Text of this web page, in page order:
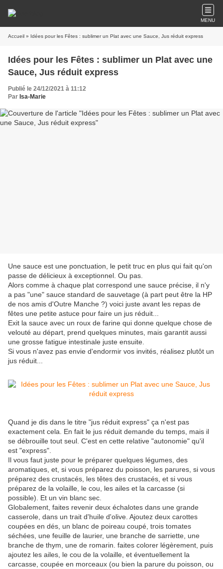
MENU
Accueil » Idées pour les Fêtes : sublimer un Plat avec une Sauce, Jus réduit express
Idées pour les Fêtes : sublimer un Plat avec une
Sauce, Jus réduit express
Publié le 24/12/2021 à 11:12
Par Isa-Marie
Une sauce est une ponctuation, le petit truc en plus qui fait qu'on
passe de délicieux à exceptionnel. Ou pas.
Alors comme à chaque plat correspond une sauce précise, il n'y
a pas "une" sauce standard de sauvetage (à part peut être la HP
de nos amis d'Outre Manche ?) voici juste avant les repas de
fêtes une petite astuce pour faire un jus réduit...
Exit la sauce avec un roux de farine qui donne quelque chose de
velouté au départ, prend quelques minutes, mais garantit aussi
une grosse fatigue intestinale juste ensuite.
Si vous n'avez pas envie d'endormir vos invités, réalisez plutôt un
jus réduit...
Quand je dis dans le titre "jus réduit express" ça n'est pas
exactement cela. En fait le jus réduit demande du temps, mais il
se débrouille tout seul. C'est en cette relative "autonomie" qu'il
est "express".
Il vous faut juste pour le préparer quelques légumes, des
aromatiques, et, si vous préparez du poisson, les parures, si vous
préparez des crustacés, les têtes des crustacés, et si vous
préparez de la volaille, le cou, les ailes et la carcasse (si
possible). Et un vin blanc sec.
Globalement, faites revenir deux échalotes dans une grande
casserole, dans un trait d'huile d'olive. Ajoutez deux carottes
coupées en dés, un blanc de poireau coupé, trois tomates
séchées, une feuille de laurier, une branche de sarriette, une
branche de thym, une de romarin. faites colorer légèrement, puis
ajoutez les ailes, le cou de la volaille, et éventuellement la
carcasse, coupée en morceaux (ou bien la parure du poisson, ou